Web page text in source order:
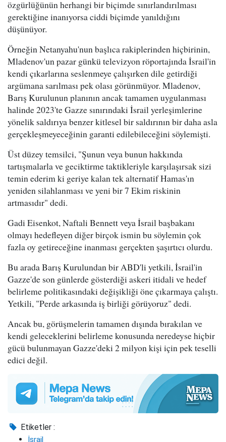
özgürlüğünün herhangi bir biçimde sınırlandırılması
gerektiğine inanıyorsa ciddi biçimde yanıldığını
düşünüyor.
Örneğin Netanyahu'nun başlıca rakiplerinden hiçbirinin,
Mladenov'un pazar günkü televizyon röportajında İsrail'in
kendi çıkarlarına seslenmeye çalışırken dile getirdiği
argümana sarılması pek olası görünmüyor. Mladenov,
Barış Kurulunun planının ancak tamamen uygulanması
halinde 2023'te Gazze sınırındaki İsrail yerleşimlerine
yönelik saldırıya benzer kitlesel bir saldırının bir daha asla
gerçekleşmeyeceğinin garanti edilebileceğini söylemişti.
Üst düzey temsilci, "Şunun veya bunun hakkında
tartışmalarla ve geciktirme taktikleriyle karşılaşırsak sizi
temin ederim ki geriye kalan tek alternatif Hamas'ın
yeniden silahlanması ve yeni bir 7 Ekim riskinin
artmasıdır" dedi.
Gadi Eisenkot, Naftali Bennett veya İsrail başbakanı
olmayı hedefleyen diğer birçok ismin bu söylemin çok
fazla oy getireceğine inanması gerçekten şaşırtıcı olurdu.
Bu arada Barış Kurulundan bir ABD'li yetkili, İsrail'in
Gazze'de son günlerde gösterdiği askeri itidali ve hedef
belirleme politikasındaki değişikliği öne çıkarmaya çalıştı.
Yetkili, "Perde arkasında iş birliği görüyoruz" dedi.
Ancak bu, görüşmelerin tamamen dışında bırakılan ve
kendi geleceklerini belirleme konusunda neredeyse hiçbir
gücü bulunmayan Gazze'deki 2 milyon kişi için pek teselli
edici değil.
Etiketler :
İsrail